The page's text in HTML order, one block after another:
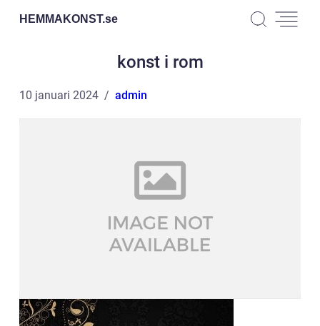
HEMMAKONST.se
konst i rom
10 januari 2024 admin